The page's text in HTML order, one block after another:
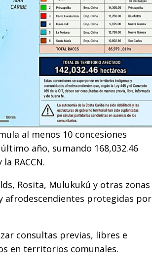
al menos 10 concesiones
año, sumando 168,032.46
RACCN.
Rosita, Mulukukú y otras zonas
afrodescendientes protegidas por
consultas previas, libres e
en territorios comunales.